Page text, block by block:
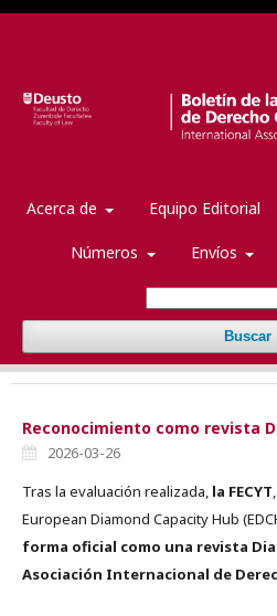
Acerca de Equipo Editorial
Números Envíos
Buscar
Reconocimiento como revista
2026-03-26
Tras la evaluación realizada, la FECYT
European Diamond Capacity Hub
forma oficial como una revista
Asociación Internacional de